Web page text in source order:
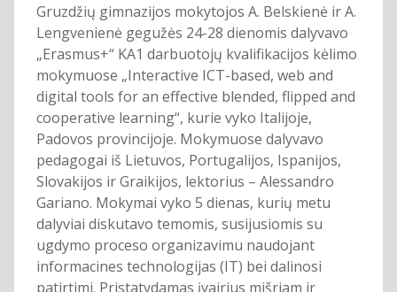
Gruzdžių gimnazijos mokytojos A. Belskienė ir A.
Lengvenienė gegužės 24-28 dienomis dalyvavo
„Erasmus+“ KA1 darbuotojų kvalifikacijos kėlimo
mokymuose „Interactive ICT-based, web and
digital tools for an effective blended, flipped and
cooperative learning“, kurie vyko Italijoje,
Padovos provincijoje. Mokymuose dalyvavo
pedagogai iš Lietuvos, Portugalijos, Ispanijos,
Slovakijos ir Graikijos, lektorius – Alessandro
Gariano. Mokymai vyko 5 dienas, kurių metu
dalyviai diskutavo temomis, susijusiomis su
ugdymo proceso organizavimu naudojant
informacines technologijas (IT) bei dalinosi
patirtimi. Pristatydamas įvairius mišriam ir